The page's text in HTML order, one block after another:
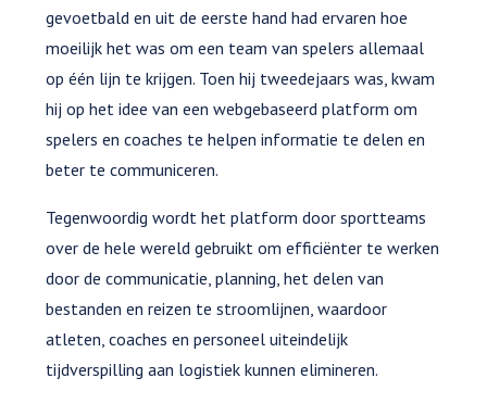
gevoetbald en uit de eerste hand had ervaren hoe
moeilijk het was om een team van spelers allemaal
op één lijn te krijgen. Toen hij tweedejaars was, kwam
hij op het idee van een webgebaseerd platform om
spelers en coaches te helpen informatie te delen en
beter te communiceren.
Tegenwoordig wordt het platform door sportteams
over de hele wereld gebruikt om efficiënter te werken
door de communicatie, planning, het delen van
bestanden en reizen te stroomlijnen, waardoor
atleten, coaches en personeel uiteindelijk
tijdverspilling aan logistiek kunnen elimineren.